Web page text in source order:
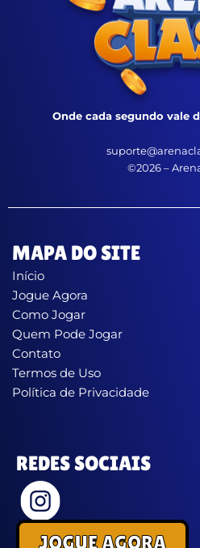
Onde cada segundo vale
©2026 –
MAPA DO SITE
Início
Jogue Agora
Como Jogar
Quem Pode Jogar
Contato
Termos de Uso
Política de Privacidade
REDES SOCIAIS
JOGUE AGORA